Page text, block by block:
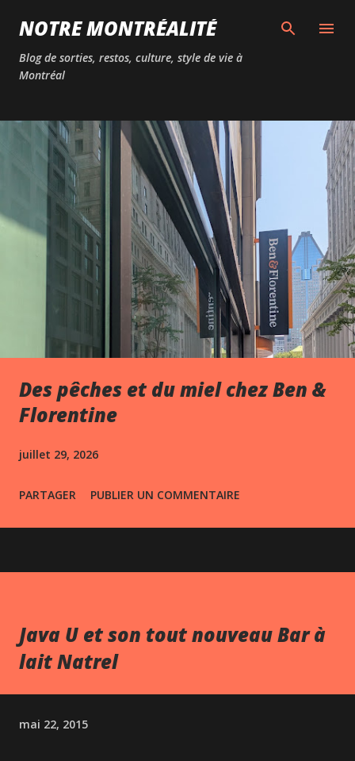
Passer au contenu principal
NOTRE MONTRÉALITÉ
Blog de sorties, restos, culture, style de vie à
Montréal
Des pêches et du miel chez Ben &
Florentine
juillet 29, 2026
PARTAGER PUBLIER UN COMMENTAIRE
Java U et son tout nouveau Bar à
lait Natrel
mai 22, 2015